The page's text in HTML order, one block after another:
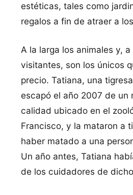
estéticas, tales como
regalos a fin de atraer a
A la larga los animales y,
visitantes, son los únicos
precio. Tatiana, una
escapó el año 2007 de un
calidad ubicado en el
Francisco, y la mataron a
haber matado a una
Un año antes, Tatiana
de los cuidadores de